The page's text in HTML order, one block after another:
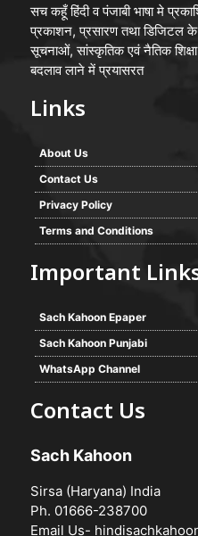
सच कहूँ हिंदी व पंजाबी भाषा मे
प्रकाशन, प्रसारण तथा डिजिटल के
सूचनाओं, सांस्कृतिक एवं नैतिक
बदलाव लाने में प्रयासरत
Links
About Us
Contact Us
Privacy Policy
Terms and Conditions
Important
Sach Kahoon Epaper
Sach Kahoon Punjabi
WhatsApp Channel
Contact Us
Sach Kahoon
Sirsa (Haryana) India
Ph. 01666-238700
Email Us-